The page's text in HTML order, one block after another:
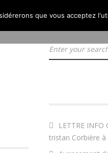
LETTRE INFO
tristan Corbière
que vous acceptez